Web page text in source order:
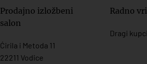
Prodajno izložbeni
salon
Ćirila i Metoda 11
22211 Vodice
Radno
Dragi